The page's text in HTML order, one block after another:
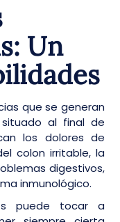
Un
que se generan
al final de
los dolores de
colon irritable, la
digestivos,
inmunológico.
puede tocar a